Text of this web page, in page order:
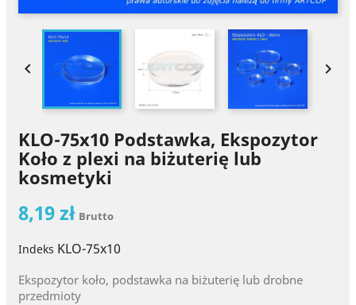
 
KLO-75x10 Podstawka, Ekspozytor
Koło z plexi na biżuterię lub
kosmetyki
8,19 zł Brutto
Indeks KLO-75x10
Ekspozytor koło, podstawka na biżuterię lub drobne
przedmioty